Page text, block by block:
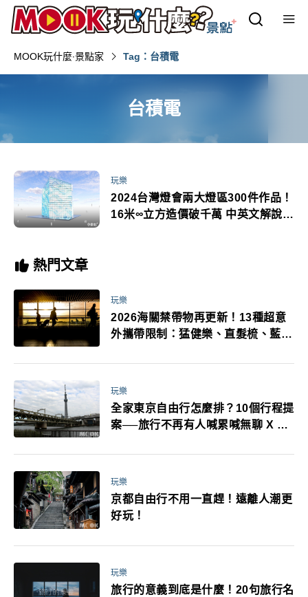
MOOK玩什麼‧景點家 Tag：台積電
台積電
玩樂
2024台灣燈會兩大燈區300件作品！
16米∞立方造價破千萬 中英文解說提
熱門文章
玩樂
2026海關禁帶物再更新！13種超意
外攜帶限制：猛健樂、直髮梳、藍牙
萬！注意事項一次看！
玩樂
全家東京自由行怎麼排？10個行程提
案──旅行不再有人喊累喊無聊 X 爸
玩樂
京都自由行不用一直趕！遠離人潮更
好玩！
玩樂
旅行的意義到底是什麼！20句旅行名